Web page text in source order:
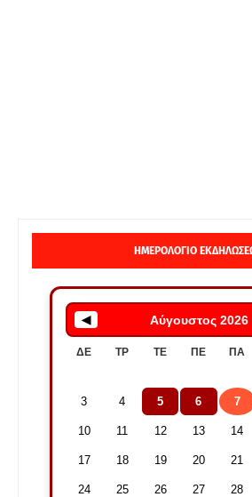
ΗΜΕΡΟΛΟΓΙΟ
◀ Αύγουστος 2026
ΔΕ ΤΡ ΤΕ ΠΕ ΠΑ
3 4 5 6 7
10 11 12 13 14
17 18 19 20 21
24 25 26 27 28